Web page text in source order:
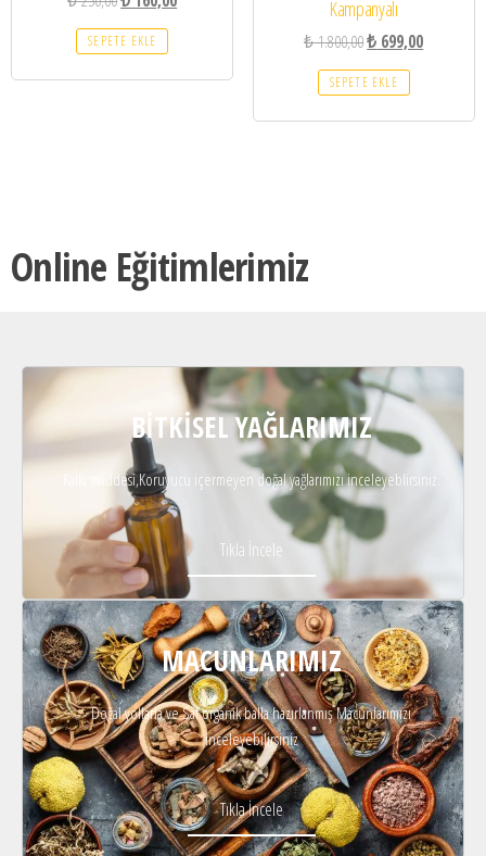
SEPETE EKLE
Kampanyalı
₺1.800,00₺ 699,00
SEPETE EKLE
Online Eğitimlerimiz
BITKISEL YAĞLARIMIZ
Katkı maddesi,Koruyucu içermeyen doğal yağlarımızı inceleyeblirsiniz.
Tıkla İncele
MACUNLARIMIZ
Doğal yollarla ve Saf organik balla hazırlanmış Macunlarımızı
inceleyebilirsiniz
Tıkla İncele